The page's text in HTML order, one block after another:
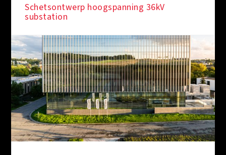
Schetsontwerp hoogspanning 36kV
substation